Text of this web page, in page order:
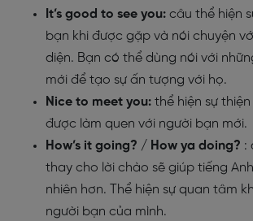
It’s good to see you: câu thể hiện
bạn khi được gặp và nói chuyện
diện. Bạn có thể dùng nói với
mới để tạo sự ấn tượng với họ.
Nice to meet you: thể hiện sự
được làm quen với người bạn mới.
How’s it going? / How ya doing? :
thay cho lời chào sẽ giúp tiếng
nhiên hơn. Thể hiện sự quan tâm
người bạn của mình.